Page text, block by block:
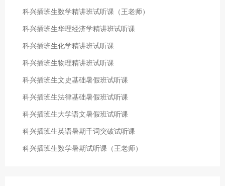
科兴插班生数学精讲班试听课（王老师）
科兴插班生华理经济学精讲班试听课
科兴插班生化学精讲班试听课
科兴插班生物理精讲班试听课
科兴插班生文史基础暑假班试听课
科兴插班生法律基础暑假班试听课
科兴插班生大学语文暑假班试听课
科兴插班生英语暑期千词突破试听课
科兴插班生数学暑期试听课（王老师）